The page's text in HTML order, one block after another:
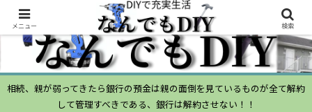
相続、親が弱ってきたら銀行の預金は親の面倒を見ているものが全て解約
して管理すべきである、銀行は解約させない！！
メニュー 検索